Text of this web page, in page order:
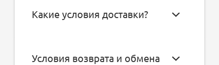
Какие условия доставки?
Условия возврата и обмена